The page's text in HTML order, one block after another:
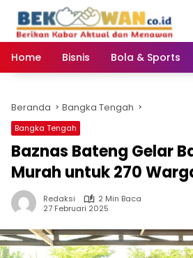
konten
Home
Bisnis Bola & Sports
Beranda Bangka Tengah
Bangka Tengah
Baznas Bateng Gelar
Murah untuk 270
Redaksi
2 Min Baca
27 Februari 2025